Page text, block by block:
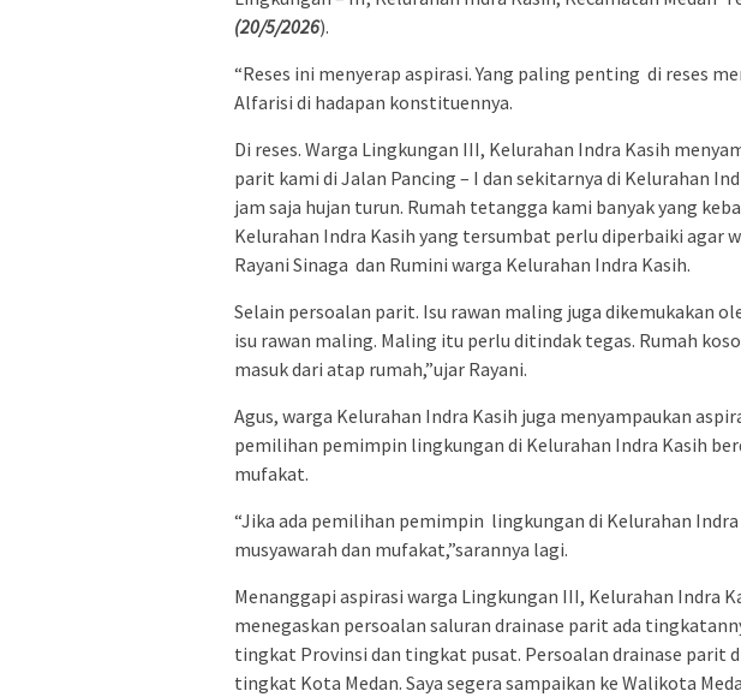
(20/5/2026).
“Reses ini menyerap aspirasi. Yang paling penting di reses
Alfarisi di hadapan konstituennya.
Di reses. Warga Lingkungan III, Kelurahan Indra Kasih
parit kami di Jalan Pancing – I dan sekitarnya di Kelurahan
jam saja hujan turun. Rumah tetangga kami banyak yang
Kelurahan Indra Kasih yang tersumbat perlu diperbaiki agar
Rayani Sinaga dan Rumini warga Kelurahan Indra Kasih.
Selain persoalan parit. Isu rawan maling juga dikemukakan
isu rawan maling. Maling itu perlu ditindak tegas. Rumah
masuk dari atap rumah,”ujar Rayani.
Agus, warga Kelurahan Indra Kasih juga menyampaukan
pemilihan pemimpin lingkungan di Kelurahan Indra Kasih
mufakat.
“Jika ada pemilihan pemimpin lingkungan di Kelurahan
musyawarah dan mufakat,”sarannya lagi.
Menanggapi aspirasi warga Lingkungan III, Kelurahan Indra
menegaskan persoalan saluran drainase parit ada
tingkat Provinsi dan tingkat pusat. Persoalan drainase parit
tingkat Kota Medan. Saya segera sampaikan ke Walikota